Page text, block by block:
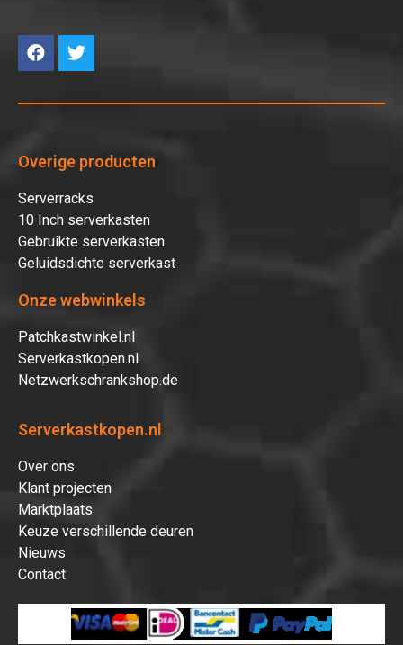
Overige producten
Serverracks
10 Inch serverkasten
Gebruikte serverkasten
Geluidsdichte serverkast
Onze webwinkels
Patchkastwinkel.nl
Serverkastkopen.nl
Netzwerkschrankshop.de
Serverkastkopen.nl
Over ons
Klant projecten
Marktplaats
Keuze verschillende deuren
Nieuws
Contact